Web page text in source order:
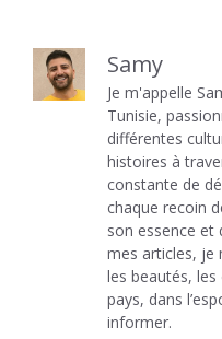
Samy
Je m'appelle
Tunisie,
différentes
histoires à
constante de
chaque recoin
son essence et
mes articles, je
les beautés,
pays, dans
informer.